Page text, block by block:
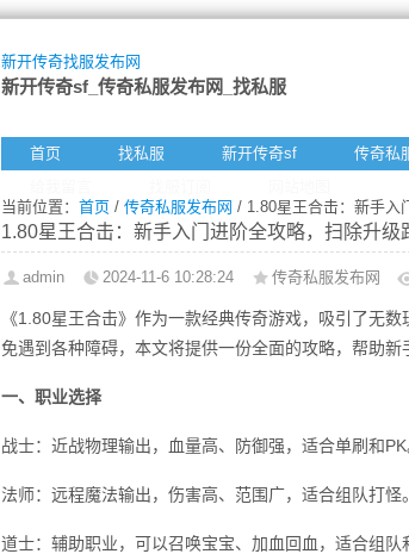
新开传奇找服发布网
新开传奇sf_传奇私服发布网_找私服
首页 找私服 新开传奇sf 传奇私
当前位置： 首页 / 传奇私服发布网 / 1.80星王合击：新手入
1.80星王合击：新手入门进阶全攻略，扫除升级
admin 2024-11-6 10:28:24 传奇私服发布网
《1.80星王合击》作为一款经典传奇游戏，吸引了无
免遇到各种障碍，本文将提供一份全面的攻略，帮助新
一、职业选择
战士：近战物理输出，血量高、防御强，适合单刷和PK
法师：远程魔法输出，伤害高、范围广，适合组队打怪。
道士：辅助职业，可以召唤宝宝、加血回血，适合组队